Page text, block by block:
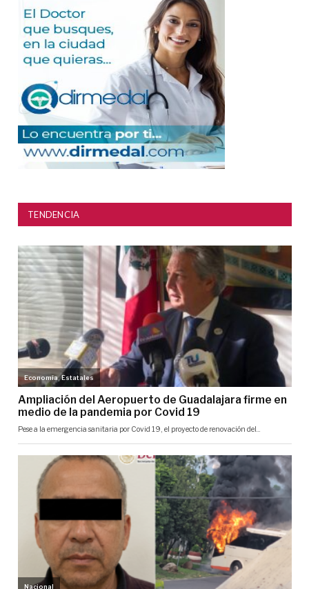
TENDENCIA